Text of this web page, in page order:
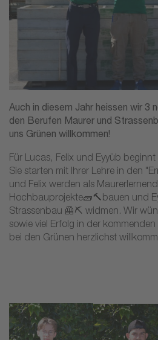
Auch in diesem Jahr heissen wir 3
den Berufen Maurer und
uns Grünen willkommen!
Für Lucas, Felix und Eyyüb
Sie starten mit Ihrer Lehre in den
und Felix werden als
Hochbauprojekte🧱🔨bauen und
Strassenbau 🦺⛏ widmen. Wir
sowie viel Erfolg in der
bei den Grünen herzlichst